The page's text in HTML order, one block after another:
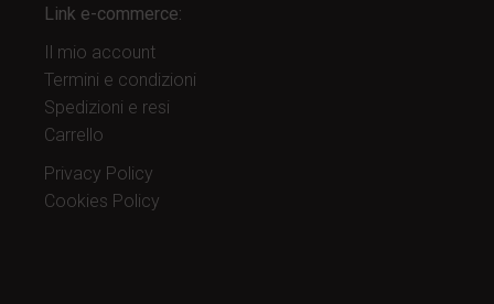
Link e-commerce:
Il mio account
Termini e condizioni
Spedizioni e resi
Carrello
Privacy Policy
Cookies Policy